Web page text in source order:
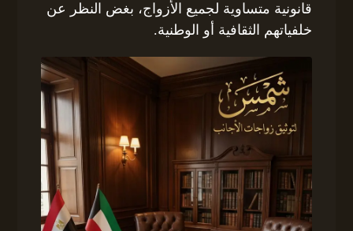
قانونية متساوية لجميع الأزواج، بغض النظر عن
خلفياتهم الثقافية أو الوطنية.